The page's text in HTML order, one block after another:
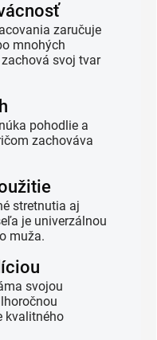
zaručuje
mnohých
svoj tvar
pohodlie a
zachováva
stretnutia aj
je univerzálnou
muža.
svojou
kvalitného